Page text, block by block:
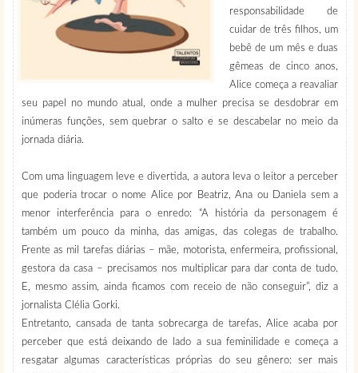
responsabilidade de
cuidar de três filhos, um
bebê de um mês e duas
gêmeas de cinco anos,
Alice começa a reavaliar
seu papel no mundo atual, onde a mulher precisa se desdobrar em
inúmeras funções, sem quebrar o salto e se descabelar no meio da
jornada diária.
Com uma linguagem leve e divertida, a autora leva o leitor a perceber
que poderia trocar o nome Alice por Beatriz, Ana ou Daniela sem a
menor interferência para o enredo: “A história da personagem é
também um pouco da minha, das amigas, das colegas de trabalho.
Frente as mil tarefas diárias – mãe, motorista, enfermeira, profissional,
gestora da casa – precisamos nos multiplicar para dar conta de tudo.
E, mesmo assim, ainda ficamos com receio de não conseguir”, diz a
jornalista Clélia Gorki.
Entretanto, cansada de tanta sobrecarga de tarefas, Alice acaba por
perceber que está deixando de lado a sua feminilidade e começa a
resgatar algumas características próprias do seu gênero: ser mais